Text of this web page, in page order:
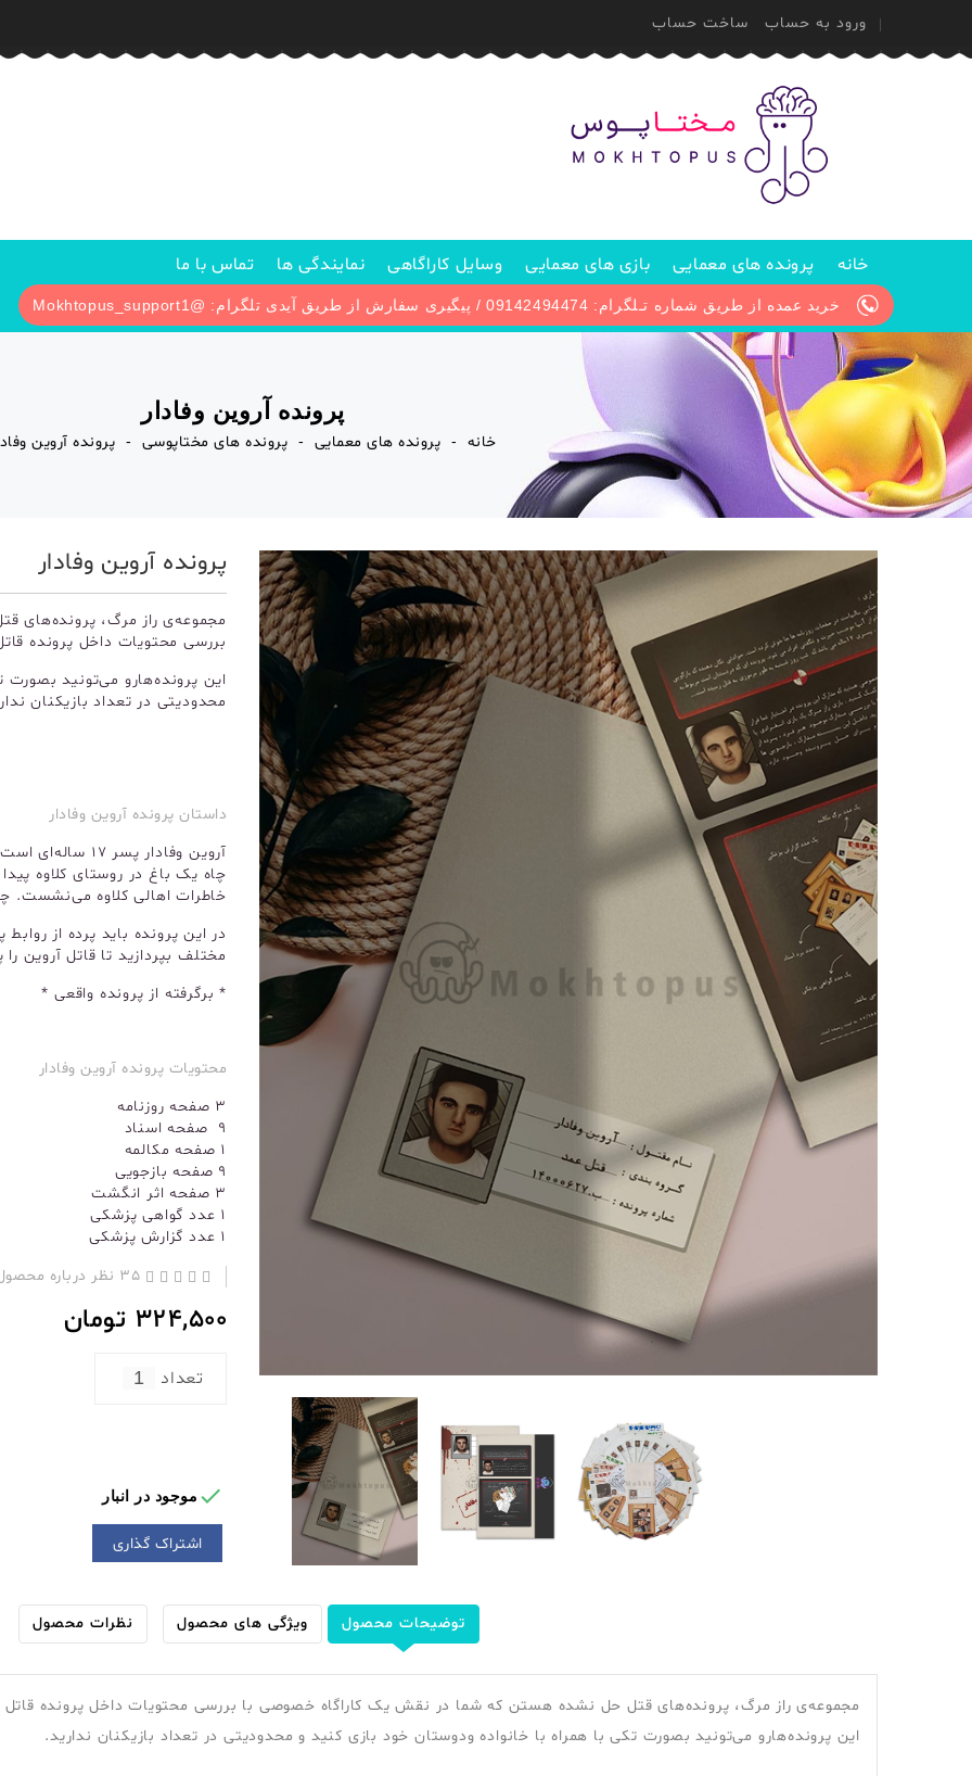
ورود به حساب ساخت حساب
خانه پرونده های معمایی بازی های معمایی وسایل کاراگاهی نمایندگی ها تماس با ما
خرید عمده از طریق شماره تـلگرام: 09142494474 / پیگیری سفارش از طریق آیدی تلگرام: @Mokhtopus_support1
پرونده آروین وفادار
خانه پرونده های معمایی پرونده های مختاپوسی پرونده آروین
پرونده آروین وفادار
مجموعه‌ی راز مرگ،
بررسی محتویات داخل پرونده
این پرونده‌هارو می‌تونید بصورت
محدودیتی در تعداد بازیکنان
داستان پرونده آروین وفادار
آروین وفادار
چاه یک باغ در روستای کلاوه
خاطرات اهالی کلاوه می‌نشست.
در این پرونده باید پرده از
مختلف بپردازید تا قاتل آروین را
*‌ برگرفته از پرونده واقعی *
محتویات پرونده آروین وفادار
۳ صفحه روزنامه
۹ صفحه اسناد
۱ صفحه مکالمه
۹ صفحه بازجویی
۳ صفحه اثر انگشت
۱ عدد گواهی پزشکی
۱ عدد گزارش پزشکی
35 نظر درباره محصول
324,500 تومان
تعداد
 موجود در انبار
اشتراک گذاری
توضیحات محصول ویژگی های محصول نظرات محصول
مجموعه‌ی راز مرگ، پرونده‌های قتل حل نشده هستن که شما در نقش یک کاراگاه خصوصی با بررسی محتویات داخل پرونده
این پرونده‌هارو می‌تونید بصورت تکی با همراه با خانواده ودوستان خود بازی کنید و محدودیتی در تعداد بازیکنان ندارید.